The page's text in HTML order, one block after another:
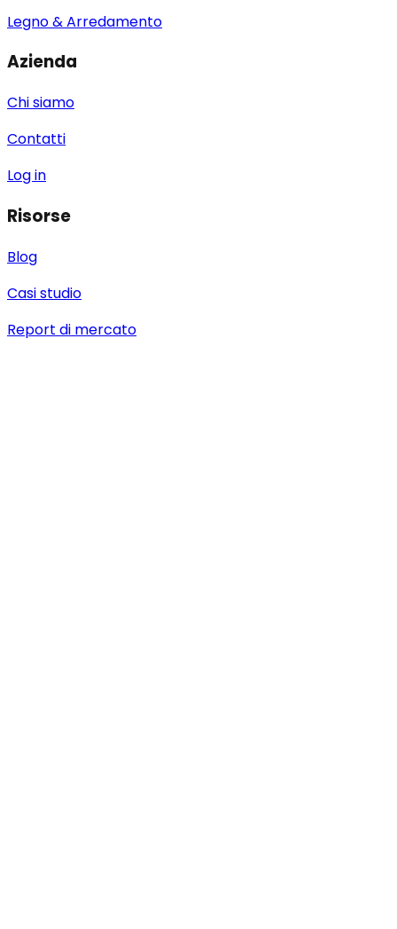
Legno & Arredamento
Azienda
Chi siamo
Contatti
Log in
Risorse
Blog
Casi studio
Report di mercato